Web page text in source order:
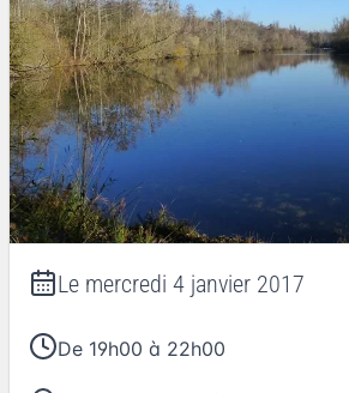
Le mercredi 4 janvier 2017
De 19h00 à 22h00